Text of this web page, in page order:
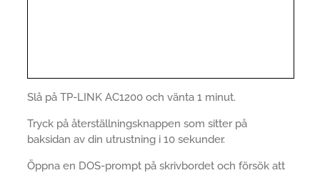
Slå på TP-LINK AC1200 och vänta 1 minut.
Tryck på återställningsknappen som sitter på
baksidan av din utrustning i 10 sekunder.
Öppna en DOS-prompt på skrivbordet och försök att